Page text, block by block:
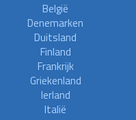
België
Denemarken
Duitsland
Finland
Frankrijk
Griekenland
Ierland
Italië